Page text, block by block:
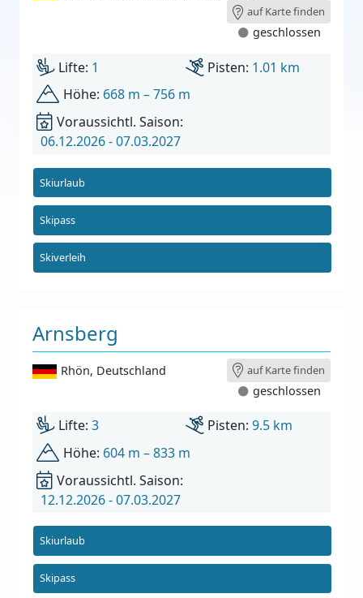
auf Karte finden
geschlossen
Lifte: 1 Pisten: 1.01 km
Höhe: 668 m – 756 m
Voraussichtl. Saison:
06.12.2026 - 07.03.2027
Skiurlaub
Skipass
Skiverleih
Arnsberg
Rhön, Deutschland auf Karte finden
geschlossen
Lifte: 3 Pisten: 9.5 km
Höhe: 604 m – 833 m
Voraussichtl. Saison:
12.12.2026 - 07.03.2027
Skiurlaub
Skipass